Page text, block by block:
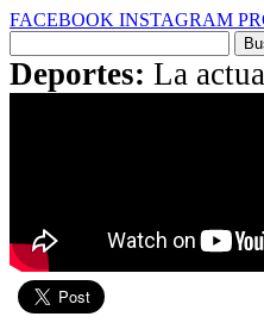
FACEBOOK INSTAGRAM
por:
Deportes: La